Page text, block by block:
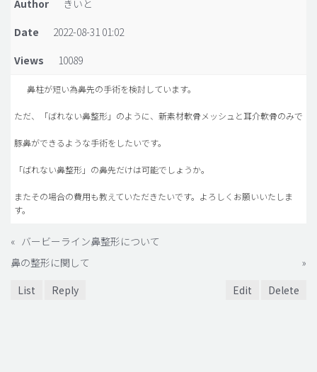
idリアルストーリー
idニュース
病院紹介
安全整形
Author
きいと
Date
2022-08-31 01:02
Views
10089
鼻柱が短い為鼻先の手術を検討しています。
ただ、「ばれない鼻整形」のように、新素材軟骨メッシュと耳介軟骨のみで
豚鼻ができるような手術をしたいです。
「ばれない鼻整形」の鼻先だけは可能でしょうか。
またその場合の費用も教えていただきたいです。よろしくお願いいたしま
す。
« バービーライン鼻整形について
鼻の整形に関して
»
List
Reply Edit Delete